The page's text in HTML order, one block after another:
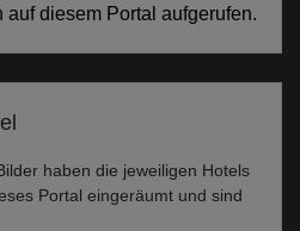
auf diesem Portal aufgerufen.
haben die jeweiligen Hotels
Portal eingeräumt und sind